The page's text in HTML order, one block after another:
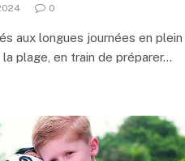
0
aux longues journées en plein
la plage, en train de préparer…